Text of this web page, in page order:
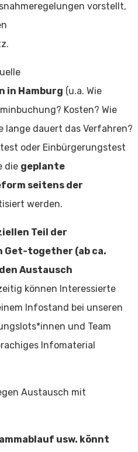
vorstellt,
in Hamburg (u.a. Wie
Kosten? Wie
lange dauert das Verfahren?
oder Einbürgerungstest
die geplante
seitens der
werden.
Teil der
together (ab ca.
Austausch
können Interessierte
Infostand bei unseren
und Team
Infomaterial
Austausch mit
usw. könnt